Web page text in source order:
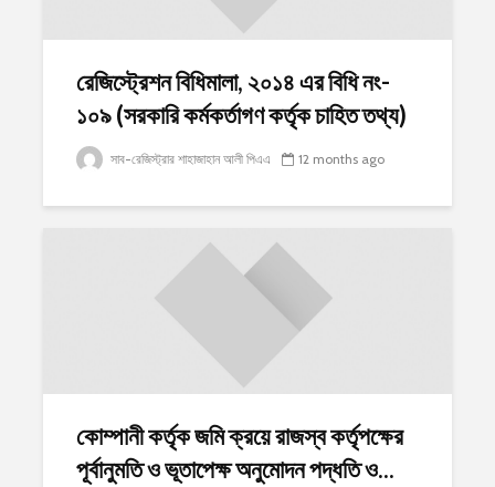
রেজিস্ট্রেশন বিধিমালা, ২০১৪ এর বিধি নং-
১০৯ (সরকারি কর্মকর্তাগণ কর্তৃক চাহিত তথ্য)
সাব-রেজিস্ট্রার শাহাজাহান আলী পিএএ 12 months ago
কোম্পানী কর্তৃক জমি ক্রয়ে রাজস্ব কর্তৃপক্ষের
পূর্বানুমতি ও ভূতাপেক্ষ অনুমোদন পদ্ধতি ও...